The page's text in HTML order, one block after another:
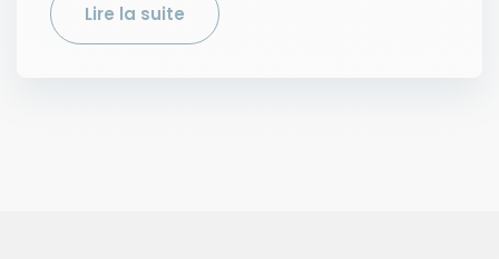
Lire la suite